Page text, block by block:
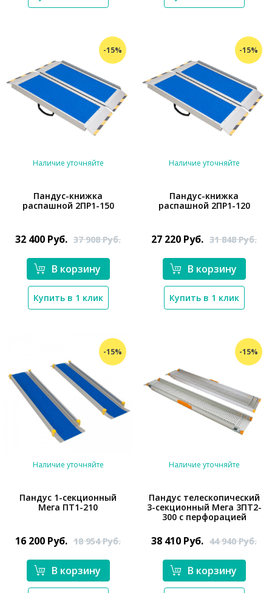
-15%
Наличие уточняйте
Пандус-книжка
распашной 2ПР1-150
32 400 Руб. 37 908Руб.
В корзину
Купить в 1 клик
-15%
Наличие уточняйте
Пандус-книжка
распашной 2ПР1-120
27 220 Руб. 31 848Руб.
В корзину
Купить в 1 клик
-15%
Наличие уточняйте
Пандус 1-секционный
Мега ПТ1-210
16 200 Руб. 18 954Руб.
В корзину
-15%
*}
Наличие уточняйте
Пандус телескопический
3-секционный Мега 3ПТ2-
300 с перфорацией
38 410 Руб. 44 940Руб.
В корзину